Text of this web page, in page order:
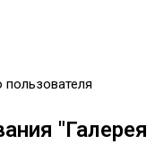
"Галерея